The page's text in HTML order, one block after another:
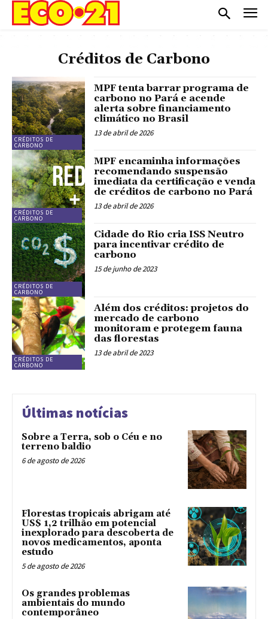
Créditos de Carbono
CRÉDITOS DE
CARBONO
MPF tenta barrar programa de
carbono no Pará e acende
alerta sobre financiamento
climático no Brasil
13 de abril de 2026
CRÉDITOS DE
CARBONO
MPF encaminha informações
recomendando suspensão
imediata da certificação e venda
de créditos de carbono no Pará
13 de abril de 2026
CRÉDITOS DE
CARBONO
Cidade do Rio cria ISS Neutro
para incentivar crédito de
carbono
15 de junho de 2023
CRÉDITOS DE
CARBONO
Além dos créditos: projetos do
mercado de carbono
monitoram e protegem fauna
das florestas
13 de abril de 2023
Últimas notícias
Sobre a Terra, sob o Céu e no
terreno baldio
6 de agosto de 2026
Florestas tropicais abrigam até
US$ 1,2 trilhão em potencial
inexplorado para descoberta de
novos medicamentos, aponta
estudo
5 de agosto de 2026
Os grandes problemas
ambientais do mundo
contemporâneo